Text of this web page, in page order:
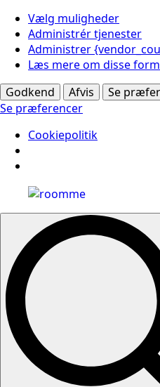
Vælg muligheder
Administrér tjenester
Administrer
Læs mere om disse
Godkend
Afvis Se
Se præferencer
Cookiepolitik